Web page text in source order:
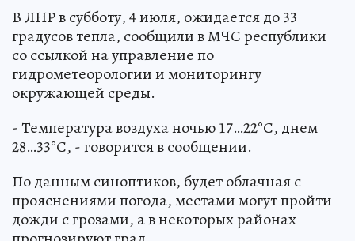
В ЛНР в субботу, 4 июля, ожидается до 33
градусов тепла, сообщили в МЧС республики
со ссылкой на управление по
гидрометеорологии и мониторингу
окружающей среды.
- Температура воздуха ночью 17…22°С, днем
28…33°С, - говорится в сообщении.
По данным синоптиков, будет облачная с
прояснениями погода, местами могут пройти
дожди с грозами, а в некоторых районах